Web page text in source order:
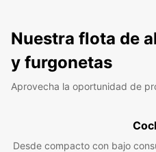
Nuestra flota de
y furgonetas
Aprovecha la oportunidad de
Desde compacto con bajo